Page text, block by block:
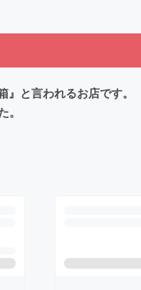
と言われるお店です。